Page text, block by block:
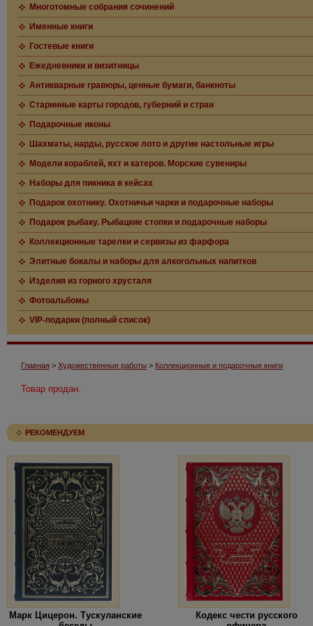
Многотомные собрания сочинений
Именные книги
Гостевые книги
Ежедневники и визитницы
Антикварные гравюры, ценные бумаги, банкноты
Старинные карты городов, губерний и стран
Подарочные иконы
Шахматы, нарды, русское лото и другие настольные игры
Модели кораблей, яхт и катеров. Морские сувениры
Наборы для пикника в кейсах
Подарок охотнику. Охотничьи чарки и подарочные наборы
Подарок рыбаку. Рыбацкие стопки и подарочные наборы
Коллекционные тарелки и сервизы из фарфора
Элитные бокалы и наборы для алкогольных напитков
Изделия из горного хрусталя
Фотоальбомы
VIP-подарки (полный список)
Главная > Художественные работы > Коллекционные и подарочные книги
Товар продан.
РЕКОМЕНДУЕМ
Марк Цицерон. Тускуланские
Кодекс чести русского